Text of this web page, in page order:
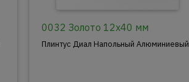
0032 Золото 12x40 мм
Плинтус Диал Напольный Алюминиевый